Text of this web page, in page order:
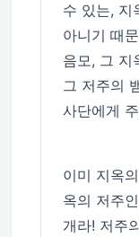
수 있는, 지
아니기 때
음모, 그 지
그 저주의
사단에게
이미 지옥
옥의 저주
개라! 저주